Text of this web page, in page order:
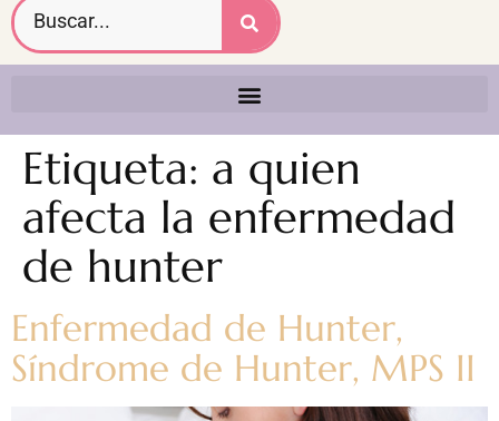
Etiqueta: a quien
afecta la enfermedad
de hunter
Enfermedad de Hunter,
Síndrome de Hunter, MPS II